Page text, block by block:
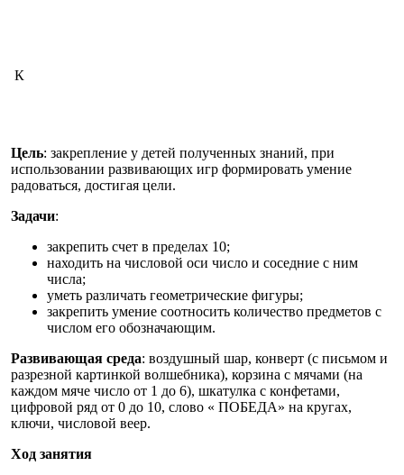
К
Цель: закрепление у детей полученных знаний, при
использовании развивающих игр формировать умение
радоваться, достигая цели.
Задачи:
закрепить счет в пределах 10;
находить на числовой оси число и соседние с ним
числа;
уметь различать геометрические фигуры;
закрепить умение соотносить количество предметов с
числом его обозначающим.
Развивающая среда: воздушный шар, конверт (с письмом и
разрезной картинкой волшебника), корзина с мячами (на
каждом мяче число от 1 до 6), шкатулка с конфетами,
цифровой ряд от 0 до 10, слово « ПОБЕДА» на кругах,
ключи, числовой веер.
Ход занятия